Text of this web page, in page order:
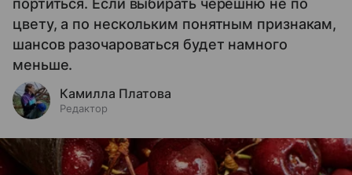
портиться. Если выбирать черешню не по
цвету, а по нескольким понятным признакам,
шансов разочароваться будет намного
меньше.
Камилла Платова
Редактор